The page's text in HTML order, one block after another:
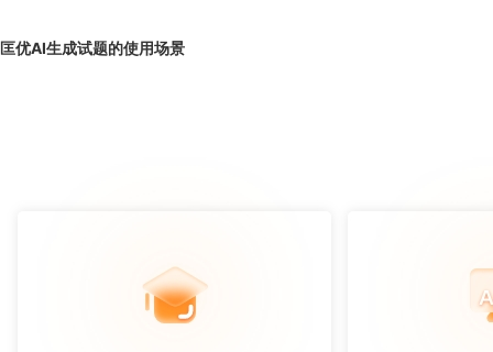
匡优AI生成试题的使用场景